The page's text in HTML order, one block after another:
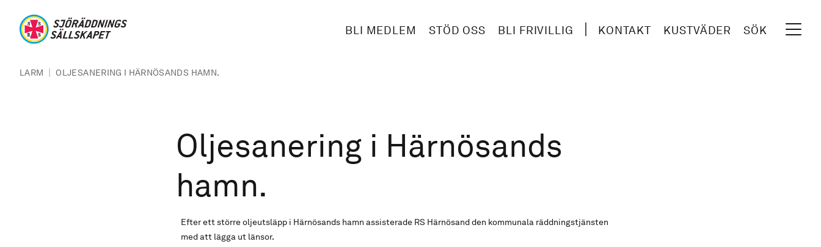
BLI MEDLEM STÖD OSS BLI FRIVILLIG KONTAKT KUSTVÄDER SÖK
LARM | OLJESANERING I HÄRNÖSANDS HAMN.
Oljesanering i Härnösands
hamn.
Efter ett större oljeutsläpp i Härnösands hamn assisterade RS Härnösand den kommunala räddningstjänsten
med att lägga ut länsor.